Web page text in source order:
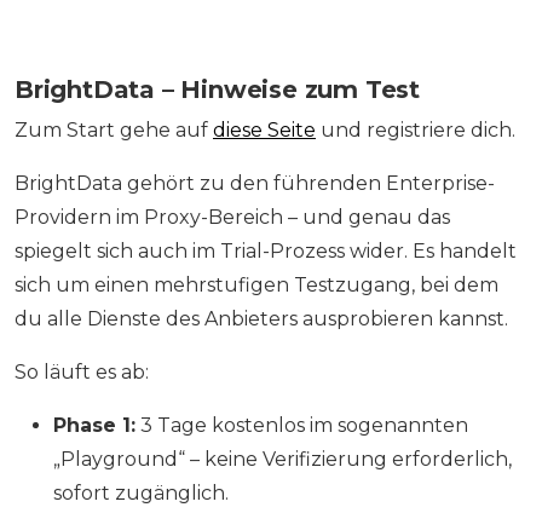
BrightData – Hinweise zum Test
Zum Start gehe auf diese Seite und registriere dich.
BrightData gehört zu den führenden Enterprise-
Providern im Proxy-Bereich – und genau das
spiegelt sich auch im Trial-Prozess wider. Es handelt
sich um einen mehrstufigen Testzugang, bei dem
du alle Dienste des Anbieters ausprobieren kannst.
So läuft es ab:
Phase 1: 3 Tage kostenlos im sogenannten
„Playground“ – keine Verifizierung erforderlich,
sofort zugänglich.